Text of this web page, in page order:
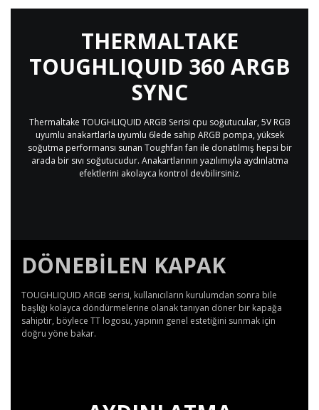
THERMALTAKE
TOUGHLIQUID 360 ARGB
SYNC
Thermaltake TOUGHLIQUID ARGB Serisi cpu soğutucular, 5V RGB
uyumlu anakartlarla uyumlu 6lede sahip ARGB pompa, yüksek
soğutma performansı sunan Toughfan fan ile donatılmış hepsi bir
arada bir sıvı soğutucudur. Anakartlarının yazılımıyla aydınlatma
efektlerini akolayca kontrol devbilirsiniz.
DÖNEBILEN KAPAK
TOUGHLIQUID ARGB serisi, kullanıcıların kurulumdan sonra bile
başlığı kolayca döndürmelerine olanak tanıyan döner bir kapağa
sahiptir, böylece TT logosu, yapının genel estetiğini sunmak için
doğru yöne bakar.